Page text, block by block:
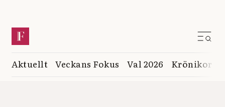
Aktuellt Veckans Fokus Val 2026 Krönikor